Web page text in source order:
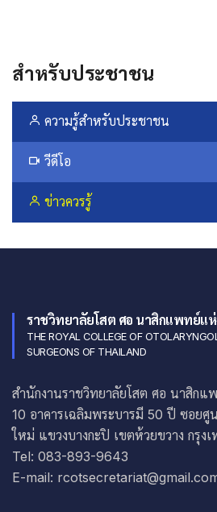
สำหรับประชาชน
ความรู้สำหรับประชาชน
วีดีโอ
ข่าวควรรู้
ราชวิทยาลัยโสต ศอ นาสิกแพทย์แ
THE ROYAL COLLEGE OF
SURGEONS OF THAILAND
สำนักงานราชวิทยาลัยโสต ศอ นาสิก
10 อาคารเฉลิมพระบารมี 50 ปี ซอยศู
ใหม่ แขวงบางกะปิ เขตห้วยขวาง กรุง
Tel: 083-893-9643
E-mail: